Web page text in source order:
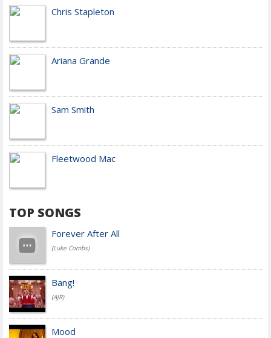
Chris Stapleton
Ariana Grande
Sam Smith
Fleetwood Mac
TOP SONGS
Forever After All
(Luke Combs)
Bang!
(AJR)
Mood